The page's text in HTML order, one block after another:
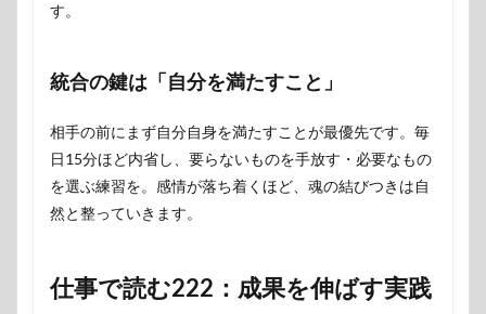
す。
統合の鍵は「自分を満たすこと」
相手の前にまず自分自身を満たすことが最優先です。毎
日15分ほど内省し、要らないものを手放す・必要なもの
を選ぶ練習を。感情が落ち着くほど、魂の結びつきは自
然と整っていきます。
仕事で読む222：成果を伸ばす実践